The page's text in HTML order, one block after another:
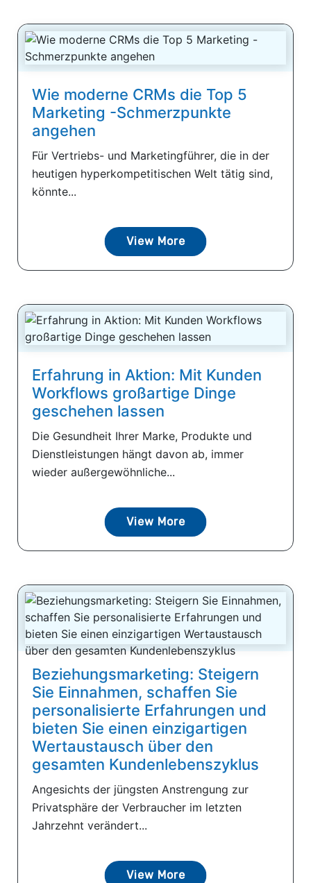
Wie moderne CRMs die Top 5
Marketing -Schmerzpunkte
angehen
Für Vertriebs- und Marketingführer, die in der
heutigen hyperkompetitischen Welt tätig sind,
könnte...
View More
Erfahrung in Aktion: Mit Kunden
Workflows großartige Dinge
geschehen lassen
Die Gesundheit Ihrer Marke, Produkte und
Dienstleistungen hängt davon ab, immer
wieder außergewöhnliche...
View More
Beziehungsmarketing: Steigern
Sie Einnahmen, schaffen Sie
personalisierte Erfahrungen und
bieten Sie einen einzigartigen
Wertaustausch über den
gesamten Kundenlebenszyklus
Angesichts der jüngsten Anstrengung zur
Privatsphäre der Verbraucher im letzten
Jahrzehnt verändert...
View More